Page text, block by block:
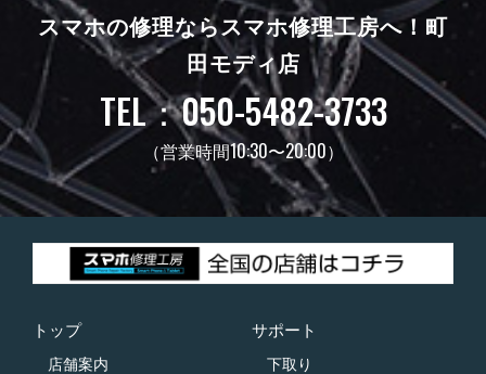
スマホの修理ならスマホ修理工房へ！ 町
田モディ店
TEL：050-5482-3733
（営業時間10:30〜20:00）
トップ
店舗案内
サポート
下取り